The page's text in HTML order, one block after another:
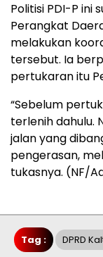
Politisi PDI-P ini
Perangkat
melakukan
tersebut. Ia
pertukaran itu
“Sebelum
terlenih dahulu.
jalan yang
pengerasan,
tukasnya. (NF/
Tag : DPRD